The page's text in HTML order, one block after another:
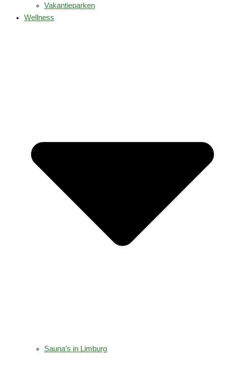
Vakantieparken
Wellness
Sauna’s in Limburg